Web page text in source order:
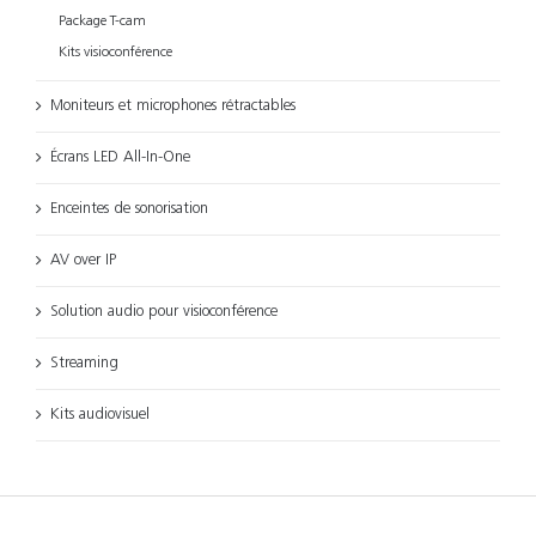
Package T-cam
Kits visioconférence
Moniteurs et microphones rétractables
Écrans LED All-In-One
Enceintes de sonorisation
AV over IP
Solution audio pour visioconférence
Streaming
Kits audiovisuel